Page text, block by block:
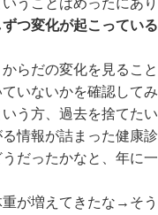
つ変化が起こっている
らだの変化を見るこ
いないかを確認して
う方、過去を捨てた
情報が詰まった健康
だったかなと、年に
が増えてきたな→そ